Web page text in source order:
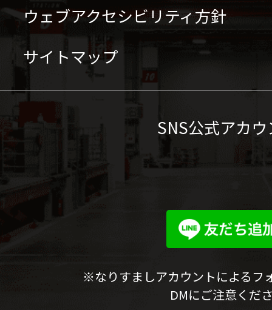
ウェブアクセシビリティ方針
サイトマップ
SNS公式アカ
※なりすましアカウントによるフ
DMにご注意くだ